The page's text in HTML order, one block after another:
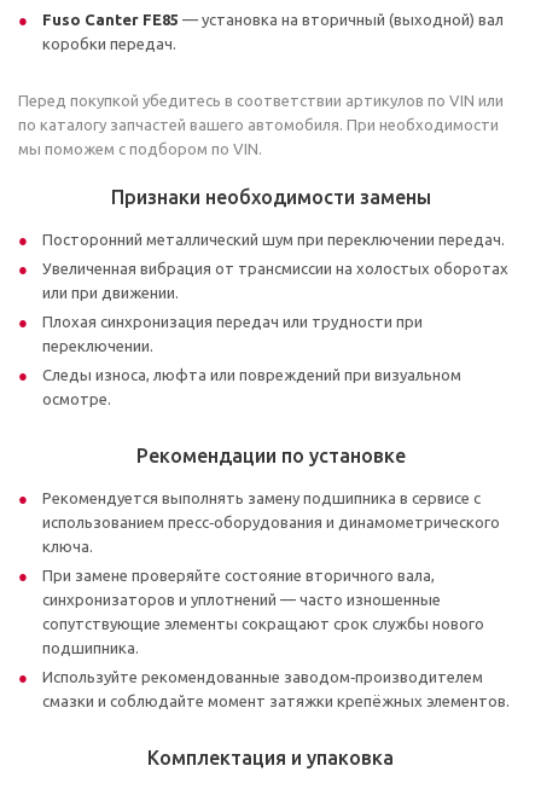
Fuso Canter FE85 — установка на вторичный (выходной) вал
коробки передач.
Перед покупкой убедитесь в соответствии артикулов по VIN или
по каталогу запчастей вашего автомобиля. При необходимости
мы поможем с подбором по VIN.
Признаки необходимости замены
Посторонний металлический шум при переключении передач.
Увеличенная вибрация от трансмиссии на холостых оборотах
или при движении.
Плохая синхронизация передач или трудности при
переключении.
Следы износа, люфта или повреждений при визуальном
осмотре.
Рекомендации по установке
Рекомендуется выполнять замену подшипника в сервисе с
использованием пресс‑оборудования и динамометрического
ключа.
При замене проверяйте состояние вторичного вала,
синхронизаторов и уплотнений — часто изношенные
сопутствующие элементы сокращают срок службы нового
подшипника.
Используйте рекомендованные заводом‑производителем
смазки и соблюдайте момент затяжки крепёжных элементов.
Комплектация и упаковка